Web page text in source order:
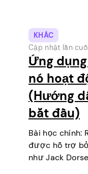
KHÁC
Cập nhật lần
Ứng
nó hoạt
(Hướng
bắt đầu)
Bài học chính:
được hỗ trợ
như Jack